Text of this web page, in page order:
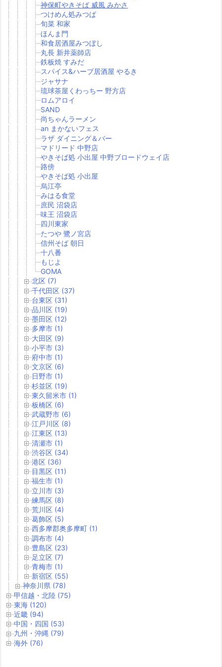
神保町やきそば 威風 みかさ
つけめん処みつば
旬菜 和家
ほんま門
和食居酒屋みつぼし
丸長 新井薬師店
鉄板焼 すみだ
スパイス&ハーブ居酒屋 やるき
ジャサナ
琉球茶屋くわっちー 野方店
ロムアロイ
SAND
尚ちゃんラーメン
an まかないフェス
ラザ ダイニング＆バー
マドリード 中野店
やきそば処 小出屋 中野ブロードウェイ店
路傍
やきそば処 小出屋
烏江亭
みはる食堂
庶民 沼袋店
味王 沼袋店
四川東家
たつや 鷺ノ宮店
信州そば 朝日
十八番
もじよ
GOMA
北区 (7)
千代田区 (37)
台東区 (31)
品川区 (19)
墨田区 (12)
多摩市 (1)
大田区 (9)
小平市 (3)
府中市 (1)
文京区 (6)
日野市 (1)
杉並区 (19)
東久留米市 (1)
板橋区 (6)
武蔵野市 (6)
江戸川区 (8)
江東区 (13)
清瀬市 (1)
渋谷区 (34)
港区 (36)
目黒区 (11)
福生市 (1)
立川市 (3)
練馬区 (8)
荒川区 (4)
葛飾区 (5)
西多摩郡奥多摩町 (1)
調布市 (4)
豊島区 (23)
足立区 (7)
青梅市 (1)
新宿区 (55)
神奈川県 (78)
甲信越・北陸 (75)
東海 (120)
近畿 (94)
中国・四国 (53)
九州・沖縄 (79)
海外 (76)